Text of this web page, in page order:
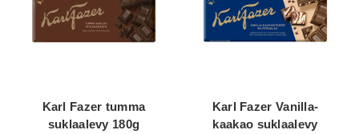
Karl Fazer tumma
suklaalevy 180g
Karl Fazer Vanilla-
kaakao suklaalevy